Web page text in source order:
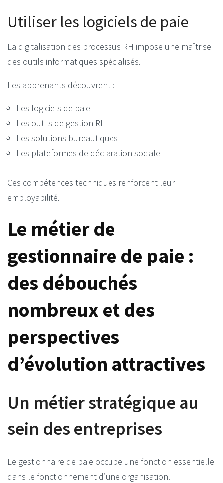
Utiliser les logiciels de paie
La digitalisation des processus RH impose une maîtrise
des outils informatiques spécialisés.
Les apprenants découvrent :
Les logiciels de paie
Les outils de gestion RH
Les solutions bureautiques
Les plateformes de déclaration sociale
Ces compétences techniques renforcent leur
employabilité.
Le métier de
gestionnaire de paie :
des débouchés
nombreux et des
perspectives
d’évolution attractives
Un métier stratégique au
sein des entreprises
Le gestionnaire de paie occupe une fonction essentielle
dans le fonctionnement d’une organisation.